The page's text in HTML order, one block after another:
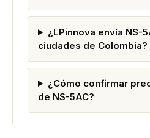
¿LPinnova envía NS-
ciudades de Colombia?
¿Cómo confirmar
de NS-5AC?